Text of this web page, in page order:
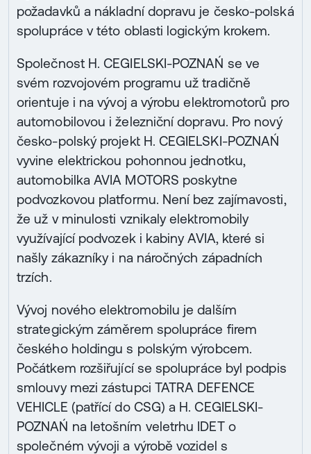
požadavků a nákladní dopravu je česko-polská
spolupráce v této oblasti logickým krokem.
Společnost H. CEGIELSKI-POZNAŃ se ve
svém rozvojovém programu už tradičně
orientuje i na vývoj a výrobu elektromotorů pro
automobilovou i železniční dopravu. Pro nový
česko-polský projekt H. CEGIELSKI-POZNAŃ
vyvine elektrickou pohonnou jednotku,
automobilka AVIA MOTORS poskytne
podvozkovou platformu. Není bez zajímavosti,
že už v minulosti vznikaly elektromobily
využívající podvozek i kabiny AVIA, které si
našly zákazníky i na náročných západních
trzích.
Vývoj nového elektromobilu je dalším
strategickým záměrem spolupráce firem
českého holdingu s polským výrobcem.
Počátkem rozšiřující se spolupráce byl podpis
smlouvy mezi zástupci TATRA DEFENCE
VEHICLE (patřící do CSG) a H. CEGIELSKI-
POZNAŃ na letošním veletrhu IDET o
společném vývoji a výrobě vozidel s